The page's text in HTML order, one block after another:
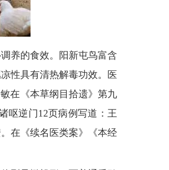
养的食效。阳新屯鸟富含
性具有清热解毒功效。医
在《本草纲目拾遗》第九
呕逆门12页病例写道：王
在《续名医类案》《本经